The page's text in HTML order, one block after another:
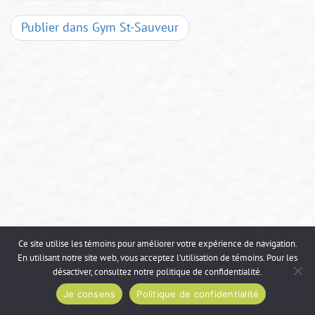
Navigation
Publier dans Gym St-Sauveur
Ce site utilise les témoins pour améliorer votre expérience de navigation.
En utilisant notre site web, vous acceptez l’utilisation de témoins. Pour les
désactiver, consultez notre politique de confidentialité.
Je consens
Politique de confidentialité